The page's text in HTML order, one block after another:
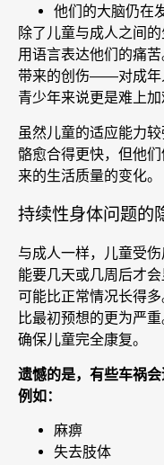
他们的大脑仍在
除了儿童与成人之间
用语言表达他们的痛
带来的创伤——对成
青少年来说更是难上加
虽然儿童的适应能力
骼愈合得更快，但他
来的生活质量的变化。
持续性身体问题的
与成人一样，儿童受
能要几天或几周后才
可能比正常情况长得
比最初预想的更为严
确保儿童完全康复。
遗憾的是，有些车祸
例如：
麻痹
失去肢体